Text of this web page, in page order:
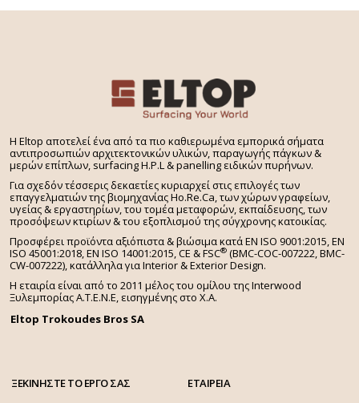
H Eltop αποτελεί ένα από τα πιο καθιερωμένα εμπορικά σήματα
αντιπροσωπιών αρχιτεκτονικών υλικών, παραγωγής πάγκων &
μερών επίπλων, surfacing H.P.L & panelling ειδικών πυρήνων.
Για σχεδόν τέσσερις δεκαετίες κυριαρχεί στις επιλογές των
επαγγελματιών της βιομηχανίας Ho.Re.Ca, των χώρων γραφείων,
υγείας & εργαστηρίων, του τομέα μεταφορών, εκπαίδευσης, των
προσόψεων κτιρίων & του εξοπλισμού της σύγχρονης κατοικίας.
Προσφέρει προϊόντα αξιόπιστα & βιώσιμα κατά EN ISO 9001:2015, EN
ISO 45001:2018, EN ISO 14001:2015,CE & FSC® (BMC-COC-007222, BMC-
CW-007222), κατάλληλα για Interior & Exterior Design.
Η εταιρία είναι από το 2011 μέλος του ομίλου της Interwood
Ξυλεμπορίας Α.Τ.Ε.Ν.Ε, εισηγμένης στο Χ.A.
Eltop Trokoudes Bros SA
ΞΕΚΙΝΗΣΤΕ ΤΟ ΕΡΓΟ ΣΑΣ ΕΤΑΙΡΕΙΑ